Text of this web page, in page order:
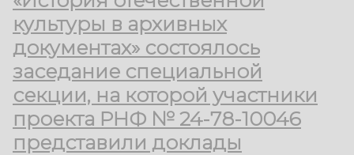
культуры в архивных
документах» состоялось
заседание специальной
секции, на которой участники
проекта РНФ № 24-78-10046
представили доклады